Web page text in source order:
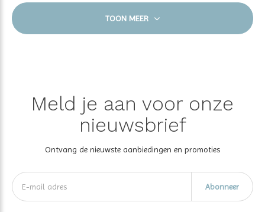
TOON MEER
Meld je aan voor onze
nieuwsbrief
Ontvang de nieuwste aanbiedingen en promoties
Abonneer